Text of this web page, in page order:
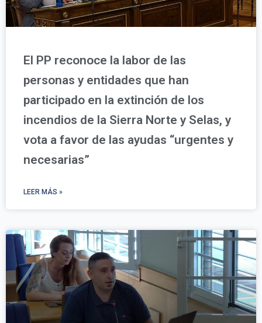
El PP reconoce la labor de las
personas y entidades que han
participado en la extinción de los
incendios de la Sierra Norte y Selas, y
vota a favor de las ayudas “urgentes y
necesarias”
LEER MÁS »